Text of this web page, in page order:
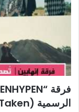
الرسمية (Given-Taken)